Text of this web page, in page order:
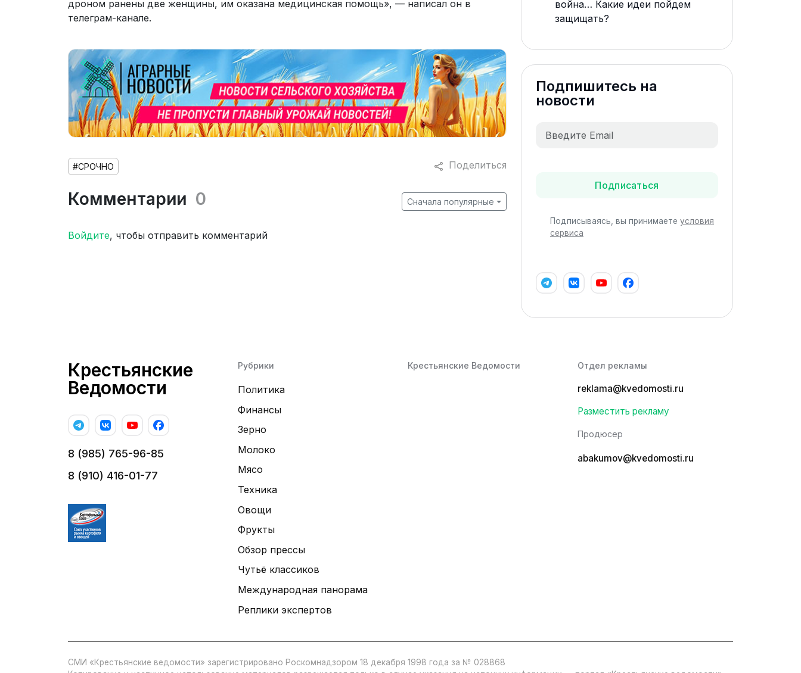
дроном ранены две женщины, им оказана медицинская помощь», — написал он в
телеграм-канале.
Поделиться
#СРОЧНО
Комментарии 0 Сначала популярные
Войдите, чтобы отправить комментарий
война… Какие идеи пойдем
защищать?
Подпишитесь на
новости
Подписаться
Подписываясь, вы принимаете условия
сервиса
Крестьянские
Ведомости
8 (985) 765-96-85
8 (910) 416-01-77
Рубрики
Политика
Финансы
Зерно
Молоко
Мясо
Техника
Овощи
Фрукты
Обзор прессы
Чутьё классиков
Международная панорама
Реплики экспертов
Крестьянские Ведомости Отдел рекламы
reklama@kvedomosti.ru
Разместить рекламу
Продюсер
abakumov@kvedomosti.ru
СМИ «Крестьянские ведомости» зарегистрировано Роскомнадзором 18 декабря 1998 года за № 028868